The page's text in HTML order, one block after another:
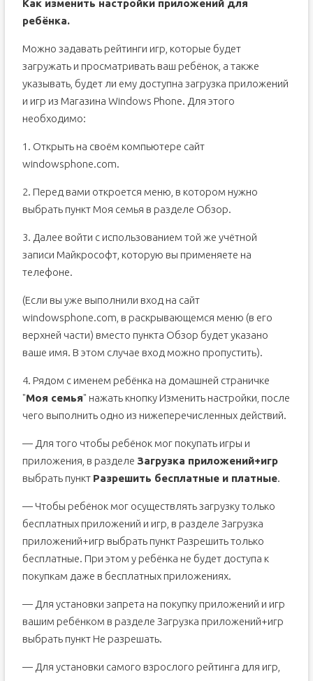
Как изменить настройки приложений для
ребёнка.
Можно задавать рейтинги игр, которые будет
загружать и просматривать ваш ребёнок, а также
указывать, будет ли ему доступна загрузка приложений
и игр из Магазина Windows Phone. Для этого
необходимо:
1. Открыть на своём компьютере сайт
windowsphone.com.
2. Перед вами откроется меню, в котором нужно
выбрать пункт Моя семья в разделе Обзор.
3. Далее войти с использованием той же учётной
записи Майкрософт, которую вы применяете на
телефоне.
(Если вы уже выполнили вход на сайт
windowsphone.com, в раскрывающемся меню (в его
верхней части) вместо пункта Обзор будет указано
ваше имя. В этом случае вход можно пропустить).
4. Рядом с именем ребёнка на домашней страничке
"Моя семья" нажать кнопку Изменить настройки, после
чего выполнить одно из нижеперечисленных действий.
— Для того чтобы ребёнок мог покупать игры и
приложения, в разделе Загрузка приложений+игр
выбрать пункт Разрешить бесплатные и платные.
— Чтобы ребёнок мог осуществлять загрузку только
бесплатных приложений и игр, в разделе Загрузка
приложений+игр выбрать пункт Разрешить только
бесплатные. При этом у ребёнка не будет доступа к
покупкам даже в бесплатных приложениях.
— Для установки запрета на покупку приложений и игр
вашим ребёнком в разделе Загрузка приложений+игр
выбрать пункт Не разрешать.
— Для установки самого взрослого рейтинга для игр,